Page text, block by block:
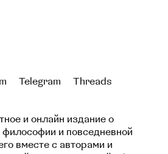
Telegram
Threads
и онлайн издание о
философии и повседневной
вместе с авторами и